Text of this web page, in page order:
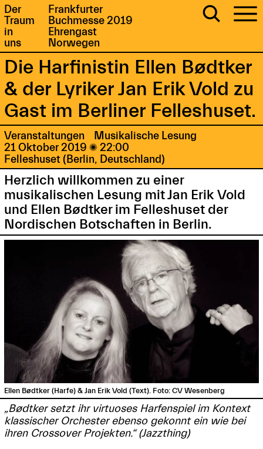
Der
Traum
in
uns
Frankfurter
Buchmesse 2019
Ehrengast
Norwegen
Die Harfinistin Ellen Bødtker
& der Lyriker Jan Erik Vold zu
Gast im Berliner Felleshuset.
Veranstaltungen
Musikalische Lesung
21 Oktober 2019 22:00
Felleshuset (Berlin, Deutschland)
Herzlich willkommen zu einer
musikalischen Lesung mit Jan Erik Vold
und Ellen Bødtker im Felleshuset der
Nordischen Botschaften in Berlin.
Ellen Bødtker (Harfe) & Jan Erik Vold (Text). Foto: CV Wesenberg
„Bødtker setzt ihr virtuoses Harfenspiel im Kontext
klassischer Orchester ebenso gekonnt ein wie bei
ihren Crossover Projekten.“ (Jazzthing)